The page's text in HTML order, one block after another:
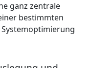
ganz zentrale
bestimmten